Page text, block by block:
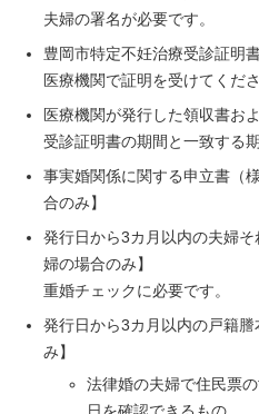
夫婦の署名が必要です。
豊岡市特定不妊治療受診証明
医療機関で証明を受けてくださ
医療機関が発行した領収書お
受診証明書の期間と一致する
事実婚関係に関する申立書（
合のみ】
発行日から3カ月以内の夫婦
婦の場合のみ】
重婚チェックに必要です。
発行日から3カ月以内の戸籍
み】
法律婚の夫婦で住民票